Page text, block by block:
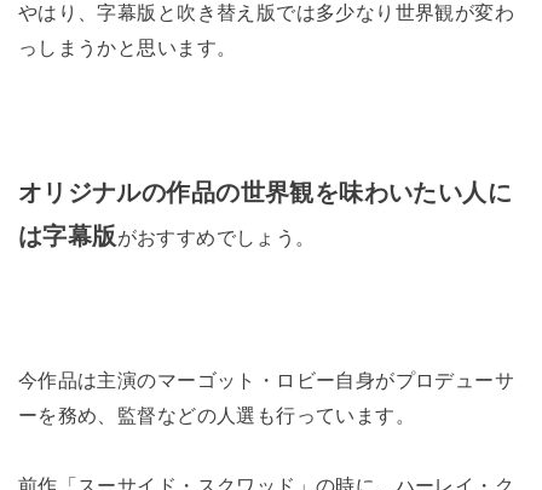
やはり、字幕版と吹き替え版では多少なり世界観が変わ
っしまうかと思います。
オリジナルの作品の世界観を味わいたい人 に
は字幕版がおすすめでしょう。
今作品は主演のマーゴット・ロビー自身がプロデューサ
ーを務め、監督などの人選も行っています。
前作「スーサイド・スクワッド」の時に、ハーレイ・ク